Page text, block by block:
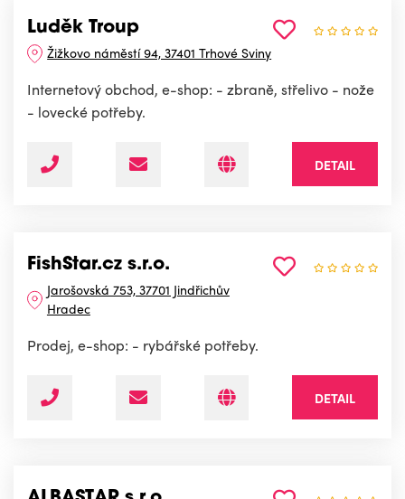
Luděk Troup
Žižkovo náměstí 94, 37401 Trhové Sviny
Internetový obchod, e-shop: - zbraně, střelivo - nože
- lovecké potřeby.
DETAIL
FishStar.cz s.r.o.
Jarošovská 753, 37701 Jindřichův
Hradec
Prodej, e-shop: - rybářské potřeby.
DETAIL